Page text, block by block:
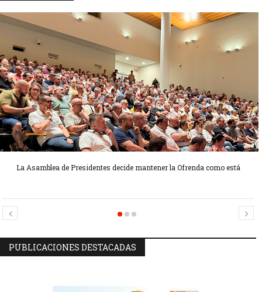
La Asamblea de Presidentes decide mantener la Ofrenda como está
Candidatas Preseleccionadas por el sector Olivereta
Candidatas Preseleccionadas por el sector Sector La Seu-La Xerea-El
PUBLICACIONES DESTACADAS